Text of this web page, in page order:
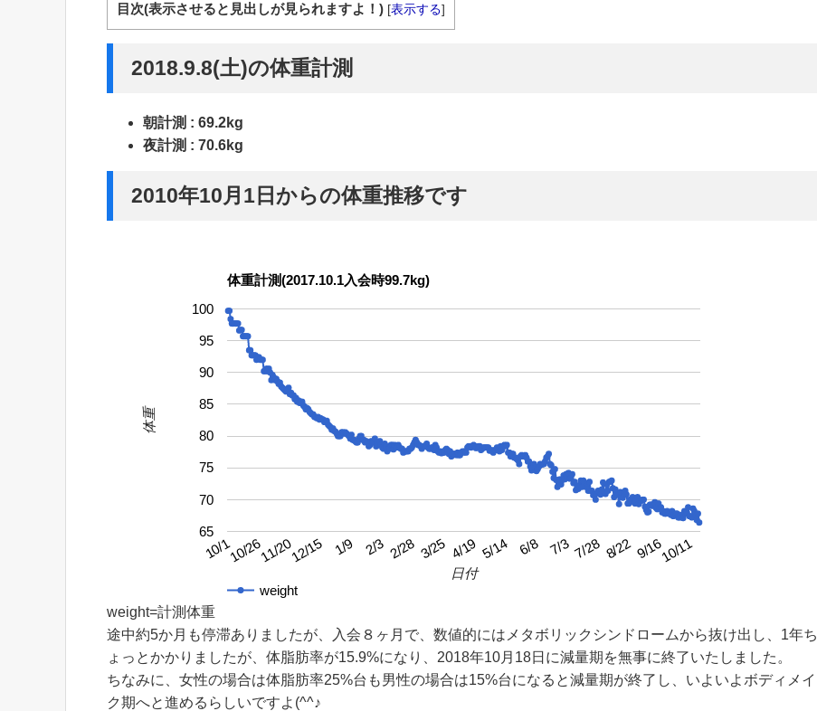
目次(表示させると見出しが見られますよ！) [表示する]
2018.9.8(土)の体重計測
朝計測 : 69.2kg
夜計測 : 70.6kg
2010年10月1日からの体重推移です
体重計測(2017.10.1入会時99.7kg)
weight
10/110/2611/2012/15 1/9 2/3 2/28 3/25 4/19 5/14 6/8 7/3 7/28 8/22 9/1610/11
65
70
75
80
85
90
95
100
日付
体重
weight=計測体重
途中約5か月も停滞ありましたが、入会８ヶ月で、数値的にはメタボリックシンドロームから抜け出し、1年ち
ょっとかかりましたが、体脂肪率が15.9%になり、2018年10月18日に減量期を無事に終了いたしました。
ちなみに、女性の場合は体脂肪率25%台も男性の場合は15%台になると減量期が終了し、いよいよボディメイ
ク期へと進めるらしいですよ(^^♪